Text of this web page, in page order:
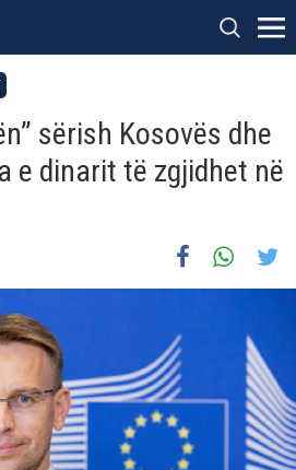
sërish Kosovës dhe
e dinarit të zgjidhet në